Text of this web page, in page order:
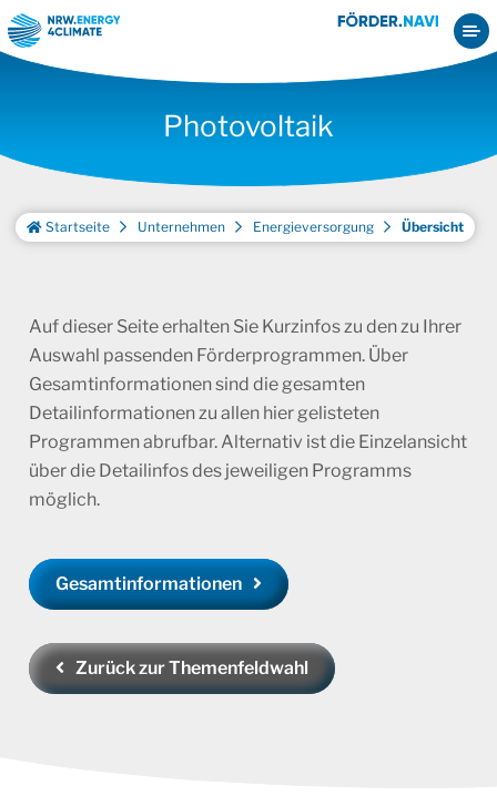
Photovoltaik
Startseite Unternehmen Energieversorgung Übersicht
Auf dieser Seite erhalten Sie Kurzinfos zu den zu Ihrer
Auswahl passenden Förderprogrammen. Über
Gesamtinformationen sind die gesamten
Detailinformationen zu allen hier gelisteten
Programmen abrufbar. Alternativ ist die Einzelansicht
über die Detailinfos des jeweiligen Programms
möglich.
Gesamtinformationen
Zurück zur Themenfeldwahl